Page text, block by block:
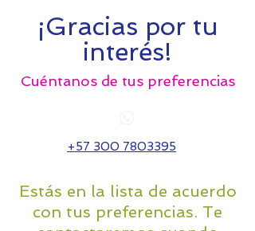
¡Gracias por tu
interés!
Cuéntanos de tus preferencias
+57 300 7803395
Estás en la lista de acuerdo
con tus preferencias. Te